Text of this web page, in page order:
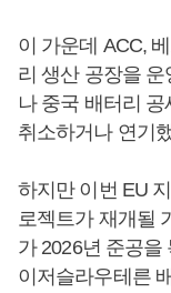
이 가운데 ACC,
리 생산 공장을
나 중국 배터리
취소하거나 연기
하지만 이번 EU
로젝트가 재개될
가 2026년 준공을
이저슬라우테른